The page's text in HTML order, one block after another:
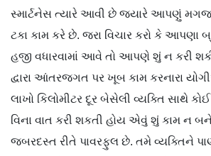
સ્માર્ટનેસ ત્યારે આવી છે જ્યારે આપણું મગજ
ટકા કામ કરે છે. જરા વિચાર કરો કે આપણા
હજી વધારવામાં આવે તો આપણે શું ન કરી
દ્વારા આંતરજગત પર ખૂબ કામ કરનારા
લાખો કિલોમીટર દૂર બેસેલી વ્યક્તિ સાથે
વિના વાત કરી શકતી હોય એવું શું કામ ન
જબરદસ્ત રીતે પાવરફુલ છે. તમે વ્યક્તિને